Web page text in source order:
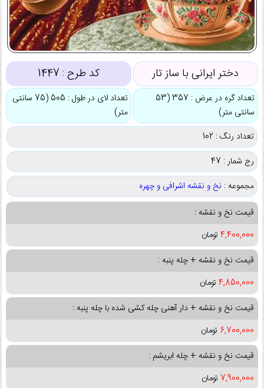
دختر ایرانی با ساز تار کد طرح : 1447
تعداد گره در عرض : 357 (53
سانتی متر)
تعداد لای در طول : 505 (75 سانتی
متر)
تعداد رنگ : 102
رج شمار : 47
مجموعه : نخ و نقشه اشرافی و چهره
قیمت نخ و نقشه :
4,400,000 تومان
قیمت نخ و نقشه + چله پنبه :
4,850,000 تومان
قیمت نخ و نقشه + دار آهنی چله کشی شده با چله پنبه :
6,700,000 تومان
قیمت نخ و نقشه + چله ابریشم :
7,900,000 تومان